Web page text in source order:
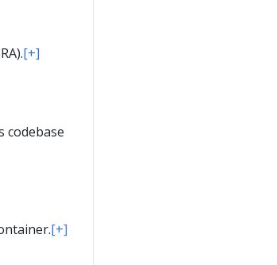
[+]
codebase
[+]